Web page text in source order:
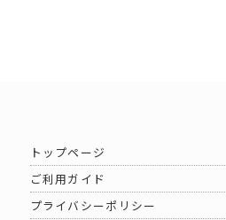
トップページ
ご利用ガイド
プライバシーポリシー